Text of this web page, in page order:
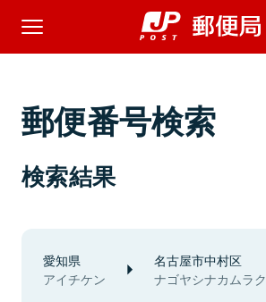
郵便番号検索
検索結果
愛知県
アイチケン
名古屋市中村区
ナゴヤシナカムラク